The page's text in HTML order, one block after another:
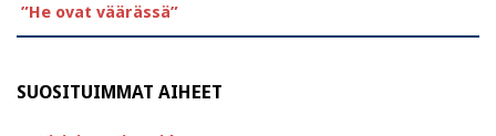
”He ovat väärässä”
SUOSITUIMMAT AIHEET